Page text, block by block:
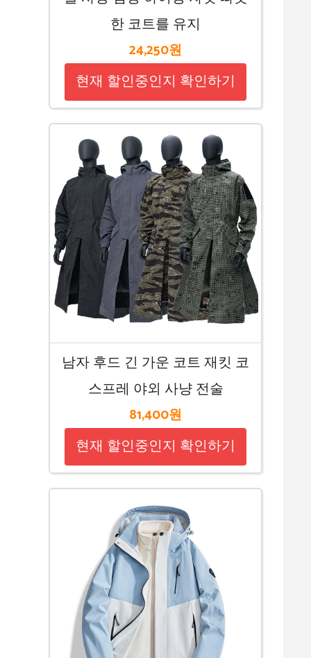
한 코트를 유지
24,250원
현재 할인중인지 확인하기
남자 후드 긴 가운 코트 재킷 코
스프레 야외 사냥 전술
81,400원
현재 할인중인지 확인하기